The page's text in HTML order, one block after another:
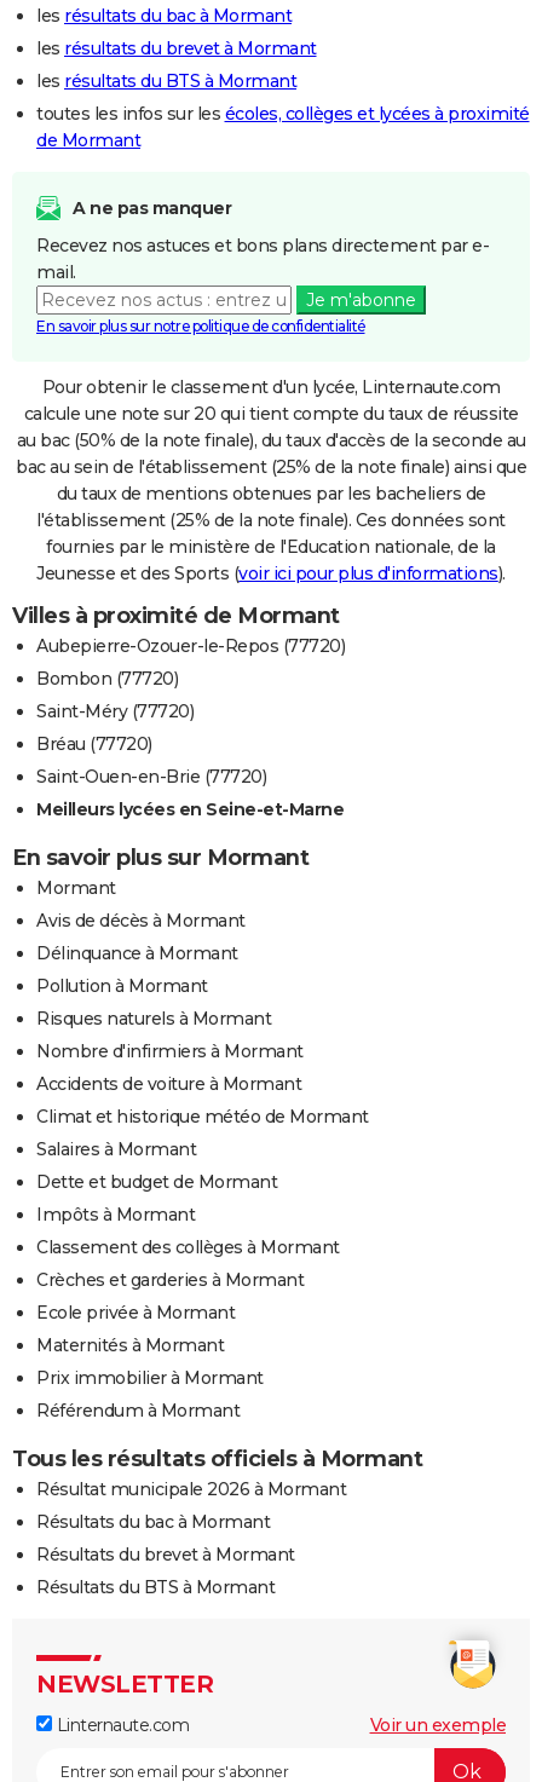
les résultats du bac à Mormant
les résultats du brevet à Mormant
les résultats du BTS à Mormant
toutes les infos sur les écoles, collèges et lycées à proximité
de Mormant
A ne pas manquer
Recevez nos astuces et bons plans directement par e-
mail.
Je m'abonne
En savoir plus sur notre politique de confidentialité
Pour obtenir le classement d'un lycée, Linternaute.com
calcule une note sur 20 qui tient compte du taux de réussite
au bac (50% de la note finale), du taux d'accès de la seconde au
bac au sein de l'établissement (25% de la note finale) ainsi que
du taux de mentions obtenues par les bacheliers de
l'établissement (25% de la note finale). Ces données sont
fournies par le ministère de l'Education nationale, de la
Jeunesse et des Sports (voir ici pour plus d'informations).
Villes à proximité de Mormant
Aubepierre-Ozouer-le-Repos (77720)
Bombon (77720)
Saint-Méry (77720)
Bréau (77720)
Saint-Ouen-en-Brie (77720)
Meilleurs lycées en Seine-et-Marne
En savoir plus sur Mormant
Mormant
Avis de décès à Mormant
Délinquance à Mormant
Pollution à Mormant
Risques naturels à Mormant
Nombre d'infirmiers à Mormant
Accidents de voiture à Mormant
Climat et historique météo de Mormant
Salaires à Mormant
Dette et budget de Mormant
Impôts à Mormant
Classement des collèges à Mormant
Crèches et garderies à Mormant
Ecole privée à Mormant
Maternités à Mormant
Prix immobilier à Mormant
Référendum à Mormant
Tous les résultats officiels à Mormant
Résultat municipale 2026 à Mormant
Résultats du bac à Mormant
Résultats du brevet à Mormant
Résultats du BTS à Mormant
NEWSLETTER
Linternaute.com Voir un exemple